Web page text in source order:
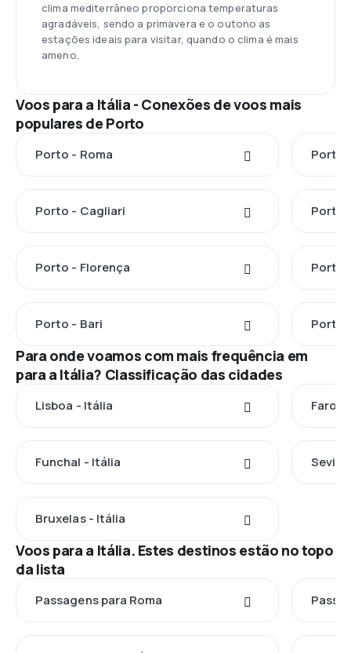
clima mediterrâneo proporciona temperaturas
agradáveis, sendo a primavera e o outono as
estações ideais para visitar, quando o clima é mais
ameno.
Voos para a Itália - Conexões de voos mais
populares de Porto
Porto - Roma Porto
Porto - Cagliari Porto
Porto - Florença Porto
Porto - Bari Porto
Para onde voamos com mais frequência em
para a Itália? Classificação das cidades
Lisboa - Itália Faro -
Funchal - Itália
Bruxelas - Itália
Voos para a Itália. Estes destinos estão no topo
da lista
Passagens para Roma